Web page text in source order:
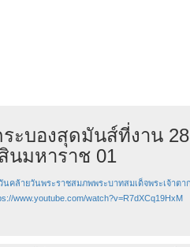
ะบองสุดมันส์ที่งาน
นมหาราช 01
นคล้ายวันพระราชสมภพพระบาทสมเด็จพระเจ้าตา
www.youtube.com/watch?v=R7dXCq19HxM